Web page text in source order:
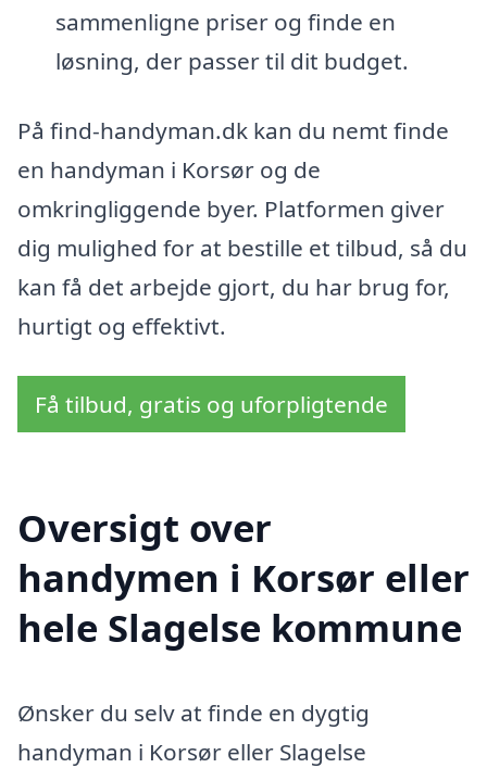
sammenligne priser og finde en
løsning, der passer til dit budget.
På find-handyman.dk kan du nemt finde
en handyman i Korsør og de
omkringliggende byer. Platformen giver
dig mulighed for at bestille et tilbud, så du
kan få det arbejde gjort, du har brug for,
hurtigt og effektivt.
Få tilbud, gratis og uforpligtende
Oversigt over
handymen i Korsør eller
hele Slagelse kommune
Ønsker du selv at finde en dygtig
handyman i Korsør eller Slagelse